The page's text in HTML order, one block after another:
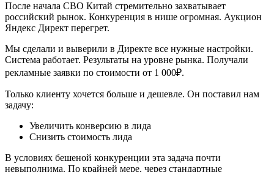
После начала СВО Китай стремительно захватывает
российский рынок. Конкуренция в нише огромная. Аукцион
Яндекс Директ перегрет.
Мы сделали и выверили в Директе все нужные настройки.
Система работает. Результаты на уровне рынка. Получали
рекламные заявки по стоимости от 1 000₽.
Только клиенту хочется больше и дешевле. Он поставил нам
задачу:
Увеличить конверсию в лида
Снизить стоимость лида
В условиях бешеной конкуренции эта задача почти
невыполнима. По крайней мере, через стандартные